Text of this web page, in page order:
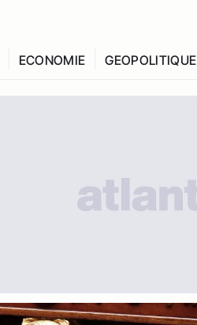
ECONOMIE GEOPOLITIQUE